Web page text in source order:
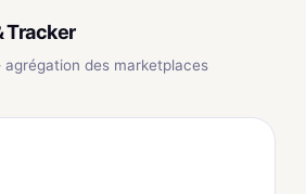
Tracker
des marketplaces